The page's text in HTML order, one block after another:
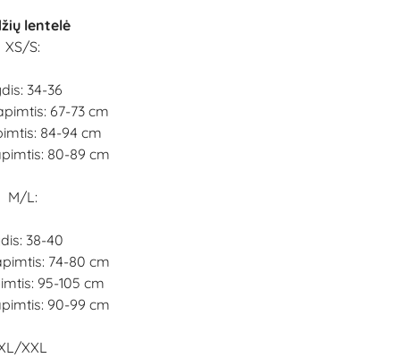
lentelė
XS/S:
34-36
67-73 cm
84-94 cm
80-89 cm
M/L:
38-40
74-80 cm
95-105 cm
90-99 cm
XXL